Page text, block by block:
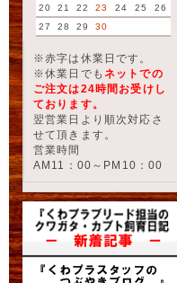
20
21 22 23 24 25
26
27
28 29 30
※赤字は休業日です。
※休業日でも ネットでの
ご注文は24時間お受けし
ております。
翌営業日より順次対応さ
せて頂きます。
営業時間
AM11：00～PM10：00